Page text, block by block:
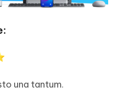
una tantum.